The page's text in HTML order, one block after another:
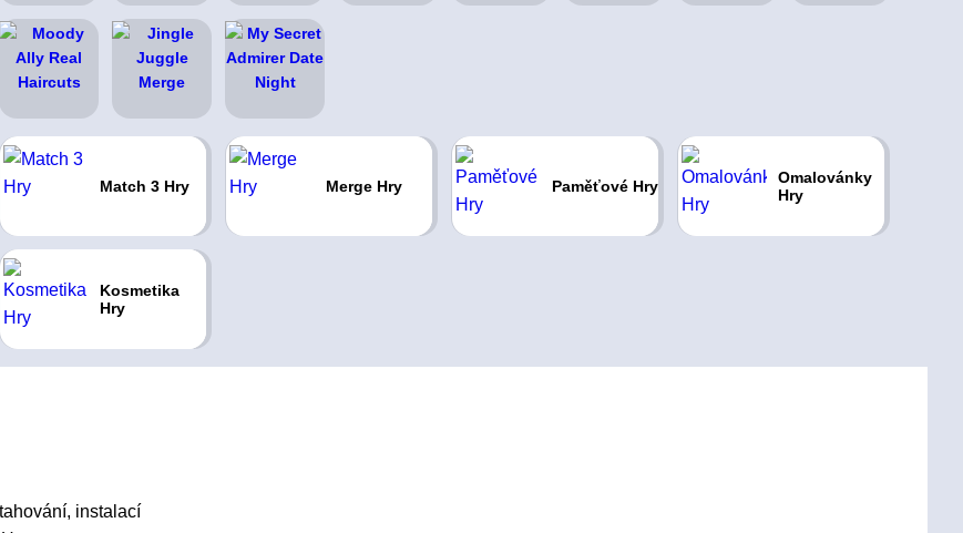
Match 3 Hry Merge Hry Paměťové Hry
Omalovánky
Hry
Kosmetika
Hry
instalací